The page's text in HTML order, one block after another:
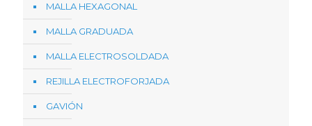
MALLA HEXAGONAL
MALLA GRADUADA
MALLA ELECTROSOLDADA
REJILLA ELECTROFORJADA
GAVIÓN